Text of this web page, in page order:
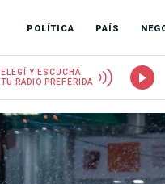
POLÍTICA PAÍS
ELEGÍ Y ESCUCHÁ
TU RADIO PREFERIDA